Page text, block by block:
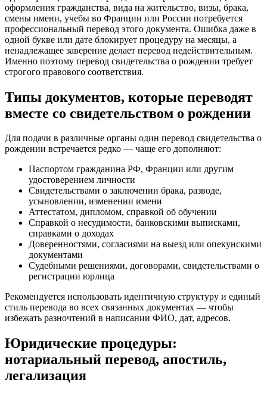
оформления гражданства, вида на жительство, визы, брака,
смены имени, учебы во Франции или России потребуется
профессиональный перевод этого документа. Ошибка даже в
одной букве или дате блокирует процедуру на месяцы, а
ненадлежащее заверение делает перевод недействительным.
Именно поэтому перевод свидетельства о рождении требует
строгого правового соответствия.
Типы документов, которые переводят
вместе со свидетельством о рождении
Для подачи в различные органы один перевод свидетельства о
рождении встречается редко — чаще его дополняют:
Паспортом гражданина РФ, Франции или другим
удостоверением личности
Свидетельствами о заключении брака, разводе,
усыновлении, изменении имени
Аттестатом, дипломом, справкой об обучении
Справкой о несудимости, банковскими выписками,
справками о доходах
Доверенностями, согласиями на выезд или опекунскими
документами
Судебными решениями, договорами, свидетельствами о
регистрации юрлица
Рекомендуется использовать идентичную структуру и единый
стиль перевода во всех связанных документах — чтобы
избежать разночтений в написании ФИО, дат, адресов.
Юридические процедуры:
нотариальный перевод, апостиль,
легализация